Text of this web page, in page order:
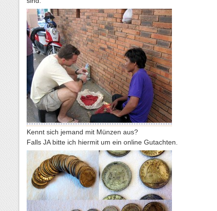
Kennt sich jemand mit Münzen aus?
Falls JA bitte ich hiermit um ein online Gutachten.